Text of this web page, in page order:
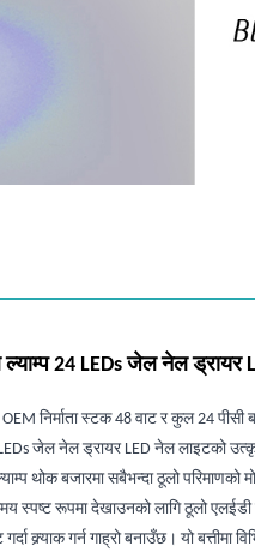
24 LEDs जेल नेल ड्रायर
निर्माता स्टक 48 वाट र कुल 24
जेल नेल ड्रायर LED नेल लाइटको
थोक बजारमा सबैभन्दा ठूलो
स्पष्ट रूपमा देखाउनको लागि ठूलो
क्र्याक गर्न गाह्रो बनाउँछ। यो बत्तीमा